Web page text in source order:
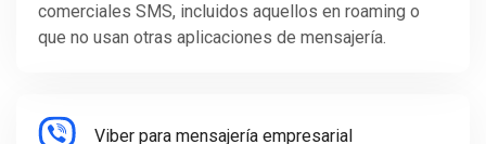
comerciales SMS, incluidos aquellos en roaming o
que no usan otras aplicaciones de mensajería.
Viber para mensajería empresarial